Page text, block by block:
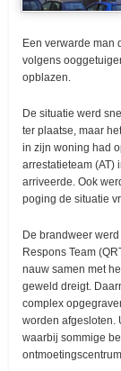
Een verwarde man
volgens
opblazen.
De situatie werd
ter plaatse, maar
in zijn woning had
arrestatieteam (AT)
arriveerde. Ook
poging de situatie
De brandweer
Respons Team
nauw samen met
geweld dreigt.
complex
worden afgesloten.
waarbij sommige